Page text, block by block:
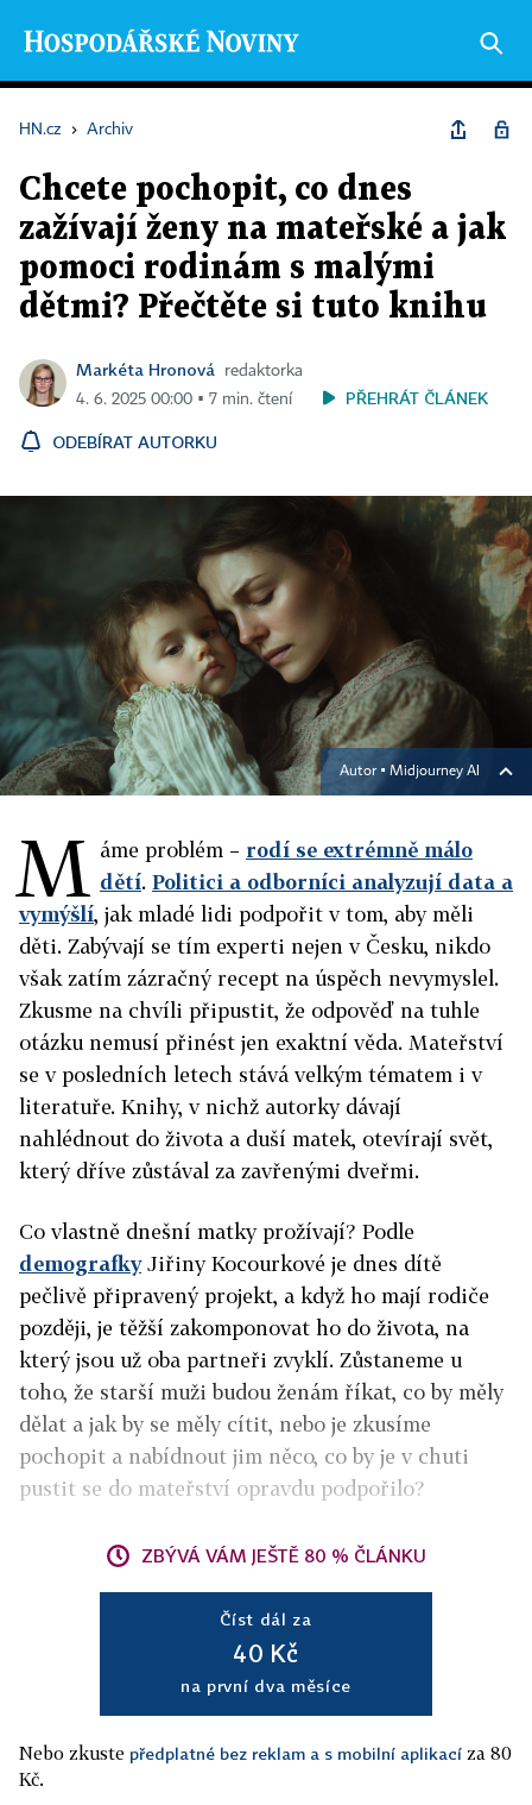
HN.cz › Archiv
Chcete pochopit, co dnes
zažívají ženy na mateřské a jak
pomoci rodinám s malými
dětmi? Přečtěte si tuto knihu
Markéta Hronová
redaktorka
4. 6. 2025 00:00 ▪ 7 min. čtení
PŘEHRÁT ČLÁNEK
ODEBÍRAT AUTORKU
Autor ▪ Midjourney AI
M áme problém – rodí se extrémně málo
dětí. Politici a odborníci analyzují data a
vymýšlí, jak mladé lidi podpořit v tom, aby měli
děti. Zabývají se tím experti nejen v Česku, nikdo
však zatím zázračný recept na úspěch nevymyslel.
Zkusme na chvíli připustit, že odpověď na tuhle
otázku nemusí přinést jen exaktní věda. Mateřství
se v posledních letech stává velkým tématem i v
literatuře. Knihy, v nichž autorky dávají
nahlédnout do života a duší matek, otevírají svět,
který dříve zůstával za zavřenými dveřmi.
Co vlastně dnešní matky prožívají? Podle
demografkyJiřiny Kocourkové je dnes dítě
pečlivě připravený projekt, a když ho mají rodiče
později, je těžší zakomponovat ho do života, na
který jsou už oba partneři zvyklí. Zůstaneme u
toho, že starší muži budou ženám říkat, co by měly
dělat a jak by se měly cítit, nebo je zkusíme
pochopit a nabídnout jim něco, co by je v chuti
pustit se do mateřství opravdu podpořilo?
ZBÝVÁ VÁM JEŠTĚ 80 % ČLÁNKU
Číst dál za
40 Kč
na první dva měsíce
Nebo zkuste předplatné bez reklam a s mobilní aplikací za 80
Kč.